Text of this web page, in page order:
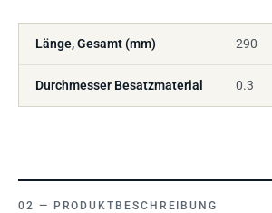
Länge, Gesamt (mm) 290
Durchmesser Besatzmaterial 0.3
PRODUKTBESCHREIBUNG